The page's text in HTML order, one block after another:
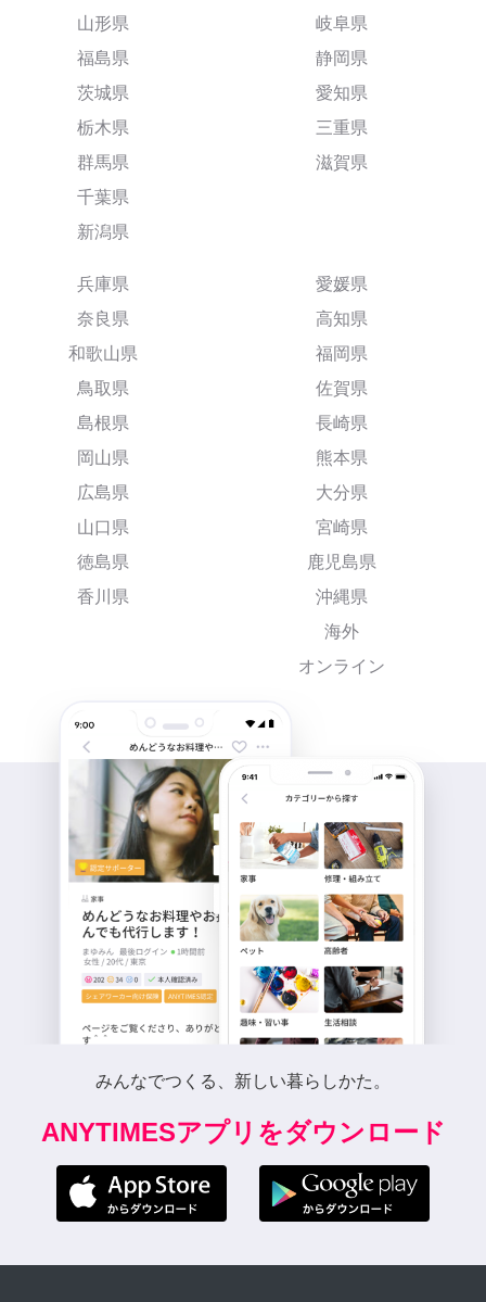
山形県
福島県
茨城県
栃木県
群馬県
千葉県
新潟県
岐阜県
静岡県
愛知県
三重県
滋賀県
兵庫県
奈良県
和歌山県
鳥取県
島根県
岡山県
広島県
山口県
徳島県
香川県
愛媛県
高知県
福岡県
佐賀県
長崎県
熊本県
大分県
宮崎県
鹿児島県
沖縄県
海外
オンライン
みんなでつくる、新しい暮らしかた。
ANYTIMESアプリをダウンロード